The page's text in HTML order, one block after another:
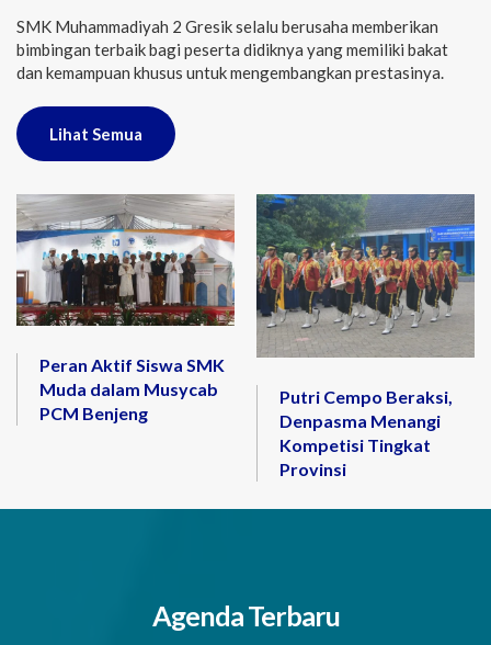
SMK Muhammadiyah 2 Gresik selalu berusaha memberikan
bimbingan terbaik bagi peserta didiknya yang memiliki bakat
dan kemampuan khusus untuk mengembangkan prestasinya.
Lihat Semua
Peran Aktif Siswa SMK
Muda dalam Musycab
PCM Benjeng
Putri Cempo Beraksi,
Denpasma Menangi
Kompetisi Tingkat
Provinsi
Agenda Terbaru